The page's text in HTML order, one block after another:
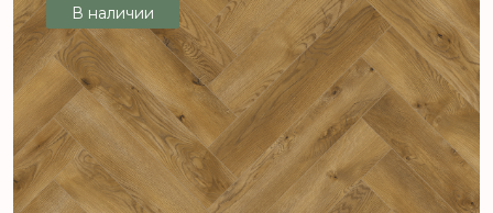
В наличии